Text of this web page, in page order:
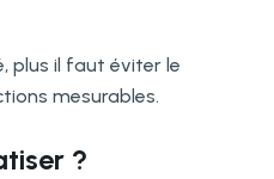
plus il faut éviter le
mesurables.
?